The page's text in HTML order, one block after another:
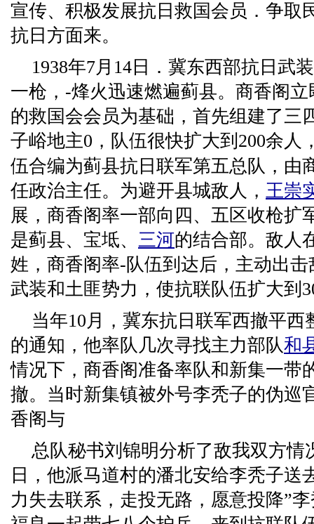
宣传、积极发展抗日救国会员．争取
抗日方面来。
1938年7月14日．冀东西部抗日武
一枪，-烽火迅速燃遍蓟县。商香阁
的救国会会员为基础，首先组建了三
子峪地主0，队伍很快扩大到200余人
伍合编为蓟县抗日联军第五总队，由
任政治主任。为避开县城敌人， 王崇
展，商香阁率一部向四、五区收枪扩
是蓟县、宝坻、 三河的结合部。敌人
姓，商香阁率-队伍到达后，主动出
武装和土匪势力，使抗联队伍扩大到
当年10月，冀东抗日联军西撤平
的通知，他率队几次寻找主力部队和
情况下，商香阁准备率队和新集一带
撤。当时新集镇被外号李秃子的伪巡
香阁与
总队秘书刘锦明分析了敌我双方情
日，他派马道村的潘北安给李秃子送
力失去联系，走投无路，愿意投降”